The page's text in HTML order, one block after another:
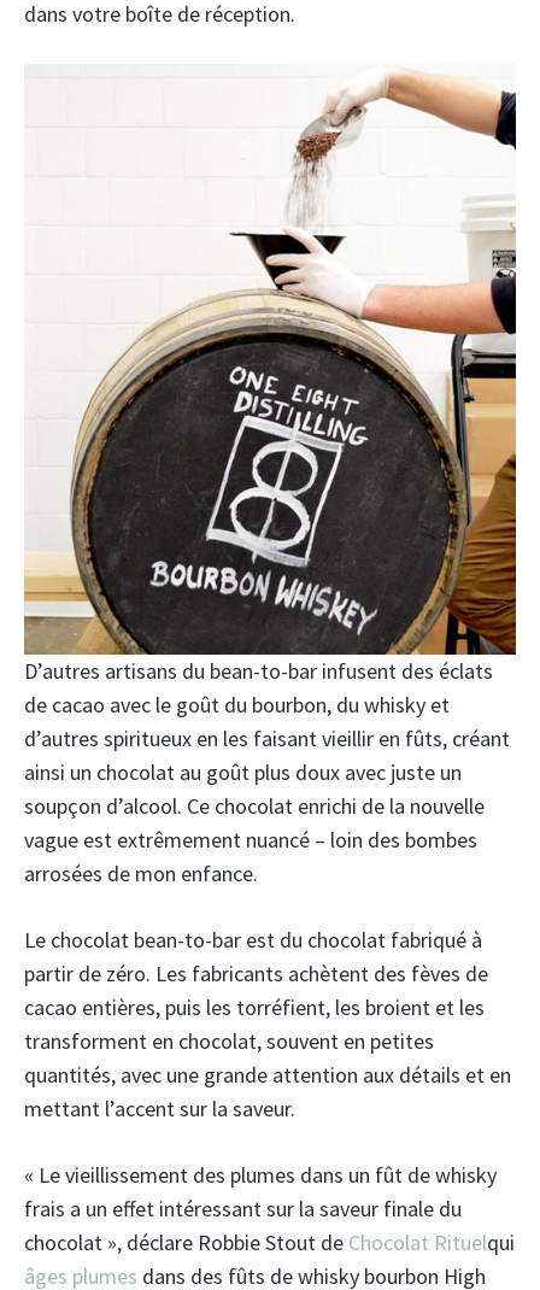
dans votre boîte de réception.
D’autres artisans du bean-to-bar infusent des éclats
de cacao avec le goût du bourbon, du whisky et
d’autres spiritueux en les faisant vieillir en fûts, créant
ainsi un chocolat au goût plus doux avec juste un
soupçon d’alcool. Ce chocolat enrichi de la nouvelle
vague est extrêmement nuancé – loin des bombes
arrosées de mon enfance.
Le chocolat bean-to-bar est du chocolat fabriqué à
partir de zéro. Les fabricants achètent des fèves de
cacao entières, puis les torréfient, les broient et les
transforment en chocolat, souvent en petites
quantités, avec une grande attention aux détails et en
mettant l’accent sur la saveur.
« Le vieillissement des plumes dans un fût de whisky
frais a un effet intéressant sur la saveur finale du
chocolat », déclare Robbie Stout de Chocolat Rituelqui
âges plumes dans des fûts de whisky bourbon High